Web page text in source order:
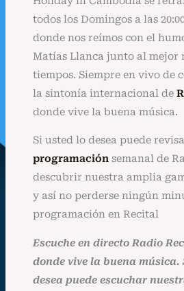
todos los Domingos a las
donde nos reímos con el
Matías Llanca junto al mejor
tiempos. Siempre en vivo de
la sintonía internacional de
donde vive la buena música.
Si usted lo desea puede
programaciónsemanal de
descubrir nuestra amplia
y así no perderse ningún
programación en Recital
Escuche en directo Radio
donde vive la buena música.
desea puedeescuchar